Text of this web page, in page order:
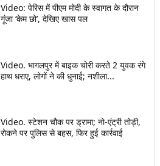
Video: पेरिस में पीएम मोदी के स्वागत के दौरान
गूंजा ‘केम छो’, देखिए खास पल
Video. भागलपुर में बाइक चोरी करते 2 युवक रंगे
हाथ धराए, लोगों ने की धुनाई; नशीला...
Video. स्टेशन चौक पर ड्रामा; नो-एंट्री तोड़ी,
रोकने पर पुलिस से बहस, फिर हुई कार्रवाई